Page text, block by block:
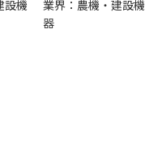
設機
業界：農機・建設機
器